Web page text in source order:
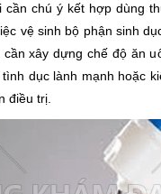
cần chú ý kết hợp dùng
vệ sinh bộ phận sinh
cần xây dựng chế độ ăn
dục lành mạnh hoặc
điều trị.